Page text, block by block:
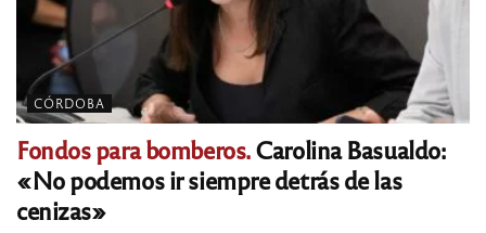
CÓRDOBA
Fondos para bomberos.Carolina Basualdo:
«No podemos ir siempre detrás de las
cenizas»